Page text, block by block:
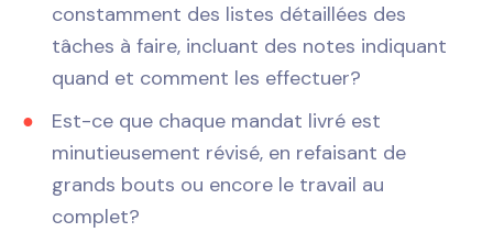
constamment des listes détaillées des
tâches à faire, incluant des notes indiquant
quand et comment les effectuer?
Est-ce que chaque mandat livré est
minutieusement révisé, en refaisant de
grands bouts ou encore le travail au
complet?